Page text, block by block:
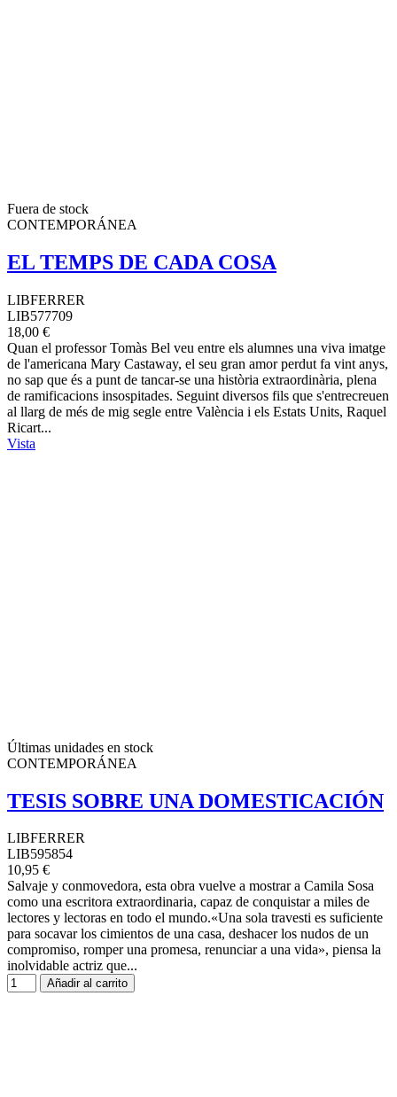
Fuera de stock
CONTEMPORÁNEA
EL TEMPS DE CADA COSA
LIBFERRER
LIB577709
18,00 €
Quan el professor Tomàs Bel veu entre els alumnes una viva imatge
de l'americana Mary Castaway, el seu gran amor perdut fa vint anys,
no sap que és a punt de tancar-se una història extraordinària, plena
de ramificacions insospitades. Seguint diversos fils que s'entrecreuen
al llarg de més de mig segle entre València i els Estats Units, Raquel
Ricart...
Vista
Últimas unidades en stock
CONTEMPORÁNEA
TESIS SOBRE UNA DOMESTICACIÓN
LIBFERRER
LIB595854
10,95 €
Salvaje y conmovedora, esta obra vuelve a mostrar a Camila Sosa
como una escritora extraordinaria, capaz de conquistar a miles de
lectores y lectoras en todo el mundo.«Una sola travesti es suficiente
para socavar los cimientos de una casa, deshacer los nudos de un
compromiso, romper una promesa, renunciar a una vida», piensa la
inolvidable actriz que...
Añadir al carrito